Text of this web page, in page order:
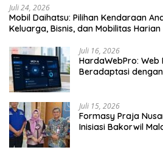
Juli 24, 2026
Mobil Daihatsu: Pilihan Kendaraan
Keluarga, Bisnis, dan Mobilitas Harian
Juli 16, 2026
HardaWebPro: Web
Beradaptasi dengan
Juli 15, 2026
Formasy Praja
Inisiasi Bakorwil